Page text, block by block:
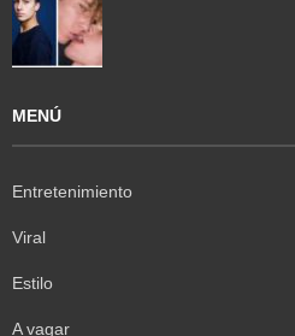
MENÚ
Entretenimiento
Viral
Estilo
A vagar